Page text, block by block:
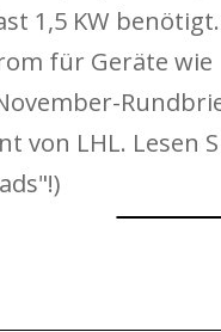
1,5 KW
für Geräte
von LHL. Lesen